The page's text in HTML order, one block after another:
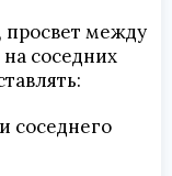
просвет между
соседних
соседнего